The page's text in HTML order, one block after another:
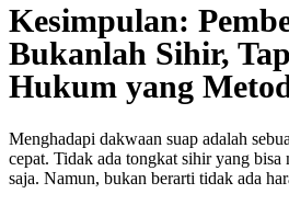
Kesimpulan:
Bukanlah Sihir,
Hukum yang
Menghadapi dakwaan suap adalah
cepat. Tidak ada tongkat sihir yang bisa
saja. Namun, bukan berarti tidak ada